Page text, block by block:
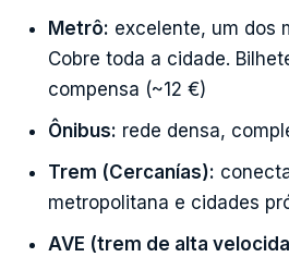
Metrô: excelente, um dos
Cobre toda a cidade.
compensa (~12 €)
Ônibus: rede densa,
Trem (Cercanías):
metropolitana e cidades
AVE (trem de alta